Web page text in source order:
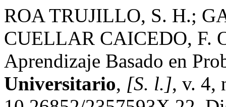
ROA TRUJILLO, S. H.;
CUELLAR CAICEDO, F.
Aprendizaje Basado en
Universitario, [S. l.], v. 4,